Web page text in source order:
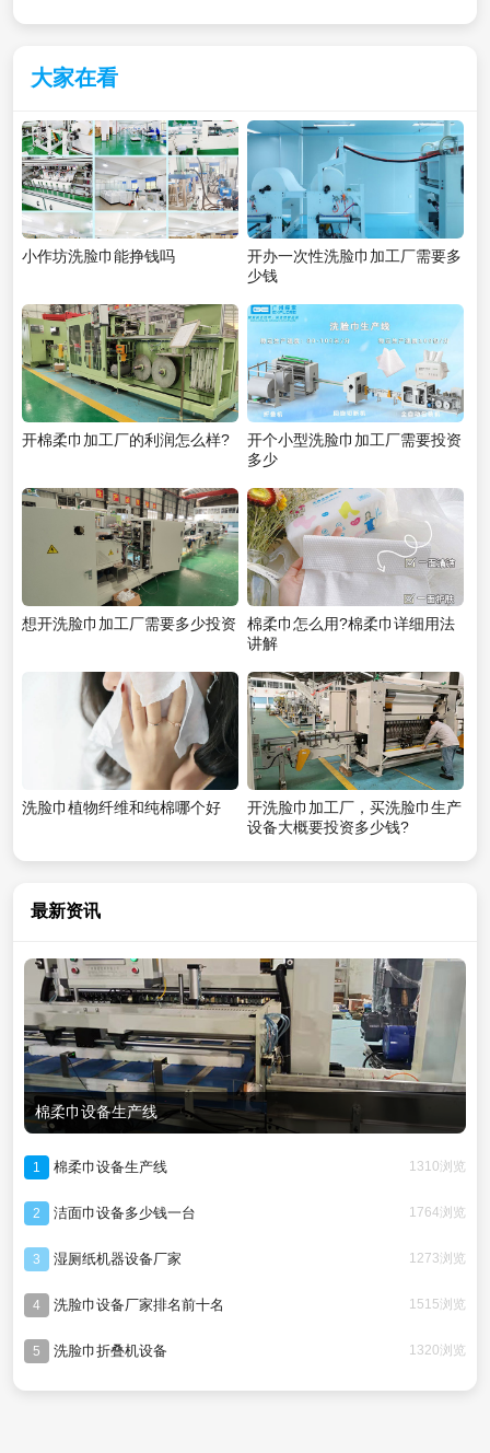
大家在看
小作坊洗脸巾能挣钱吗
开办一次性洗脸巾加工厂需要多
少钱
开棉柔巾加工厂的利润怎么样?
开个小型洗脸巾加工厂需要投资
多少
想开洗脸巾加工厂需要多少投资
棉柔巾怎么用?棉柔巾详细用法
讲解
洗脸巾植物纤维和纯棉哪个好
开洗脸巾加工厂，买洗脸巾生产
设备大概要投资多少钱?
最新资讯
棉柔巾设备生产线
1 棉柔巾设备生产线 1310浏览
2 洁面巾设备多少钱一台 1764浏览
3 湿厕纸机器设备厂家 1273浏览
4 洗脸巾设备厂家排名前十名 1515浏览
5 洗脸巾折叠机设备 1320浏览